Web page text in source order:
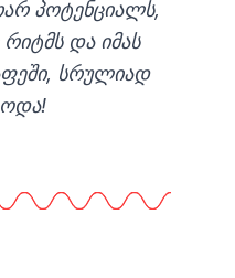
პოტენციალს,
და იმას
სრულიად